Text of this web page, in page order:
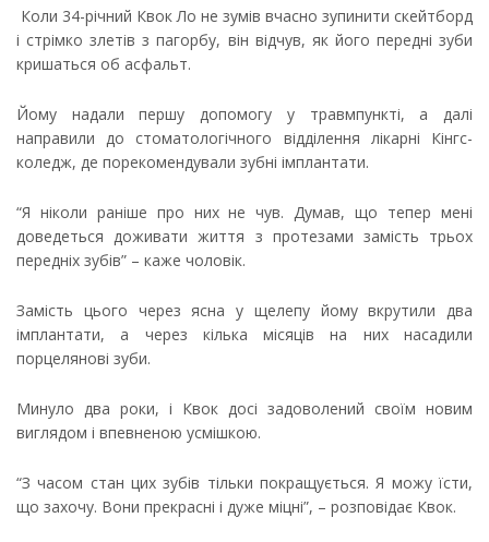
Коли 34-річний Квок Ло не зумів вчасно зупинити скейтборд
і стрімко злетів з пагорбу, він відчув, як його передні зуби
кришаться об асфальт.
Йому надали першу допомогу у травмпункті, а далі
направили до стоматологічного відділення лікарні Кінгс-
коледж, де порекомендували зубні імплантати.
“Я ніколи раніше про них не чув. Думав, що тепер мені
доведеться доживати життя з протезами замість трьох
передніх зубів” – каже чоловік.
Замість цього через ясна у щелепу йому вкрутили два
імплантати, а через кілька місяців на них насадили
порцелянові зуби.
Минуло два роки, і Квок досі задоволений своїм новим
виглядом і впевненою усмішкою.
“З часом стан цих зубів тільки покращується. Я можу їсти,
що захочу. Вони прекрасні і дуже міцні”, – розповідає Квок.